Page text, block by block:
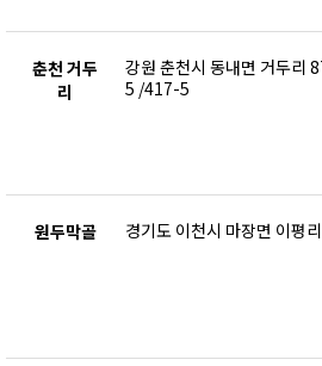
춘천 거두
리
강원 춘천시 동내면 거두리
5 /417-5
원두막골